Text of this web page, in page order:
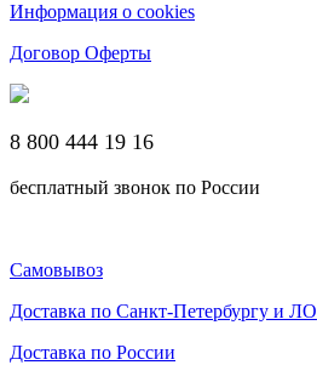
Информация о cookies
Договор Оферты
8 800 444 19 16
бесплатный звонок по России
Самовывоз
Доставка по Санкт-Петербургу и ЛО
Доставка по России